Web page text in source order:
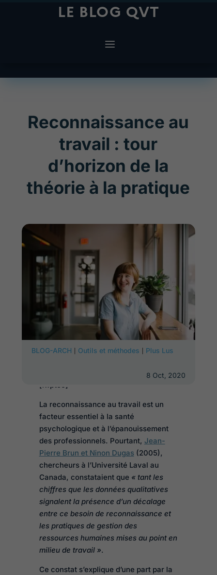
LE BLOG QVT
Reconnaissance au
travail : tour
d’horizon de la
théorie à la pratique
BLOG-ARCH | Outils et méthodes | Plus Lus
8 Oct, 2020
[lwptoc]
La reconnaissance au travail est un
facteur essentiel à la santé
psychologique et à l’épanouissement
des professionnels. Pourtant, Jean-
Pierre Brun et Ninon Dugas(2005),
chercheurs à l’Université Laval au
Canada, constataient que « tant les
chiffres que les données qualitatives
signalent la présence d’un décalage
entre ce besoin de reconnaissance et
les pratiques de gestion des
ressources humaines mises au point en
milieu de travail ».
Ce constat s’explique d’une part par la